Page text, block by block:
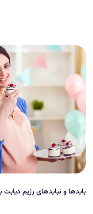
بایدها و نبایدهای رژیم دیابت